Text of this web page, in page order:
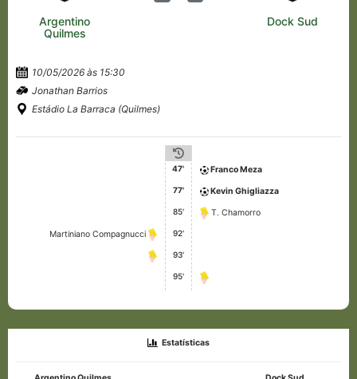
Argentino
Quilmes
Dock Sud
10/05/2026 às 15:30
Jonathan Barrios
Estádio La Barraca (Quilmes)
47' Franco Meza
77' Kevin Ghigliazza
85' T. Chamorro
Martiniano Compagnucci 92'
93'
95'
Estatísticas